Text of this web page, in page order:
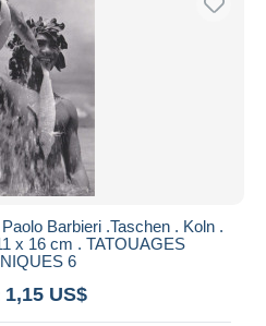
Barbieri .Taschen . Koln .
x 16 cm . TATOUAGES
6
1,15 US$